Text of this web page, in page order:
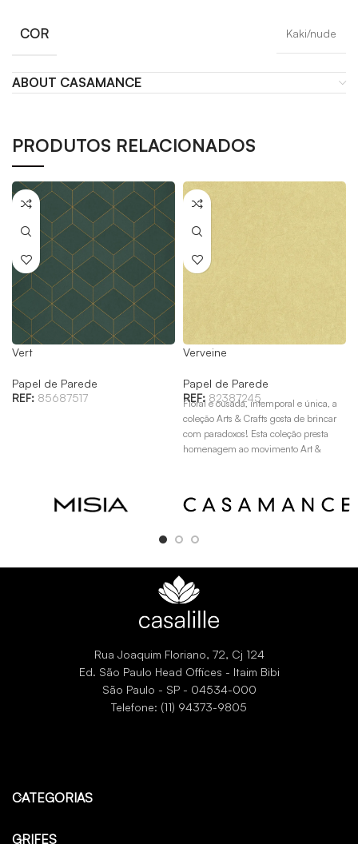
COR Kaki/nude
ABOUT CASAMANCE
PRODUTOS RELACIONADOS
Vert
Papel de Parede
REF: 85687517
Verveine
Papel de Parede
REF: 82387245
Floral e ousada, intemporal e única, a
coleção Arts & Crafts gosta de brincar
com paradoxos! Esta coleção presta
homenagem ao movimento Art &
Rua Joaquim Floriano, 72, Cj 124
Ed. São Paulo Head Offices - Itaim Bibi
São Paulo - SP - 04534-000
Telefone: (11) 94373-9805
CATEGORIAS
GRIFES